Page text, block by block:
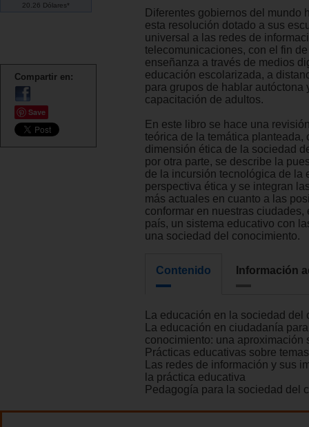
20.26 Dólares*
Compartir en:
Save
Diferentes gobiernos del mundo
esta resolución dotado a sus
universal a las redes de
telecomunicaciones, con el fin
enseñanza a través de medios
educación escolarizada, a
para grupos de hablar autóctona
capacitación de adultos.
En este libro se hace una
teórica de la temática planteada,
dimensión ética de la sociedad
por otra parte, se describe la
de la incursión tecnológica de la
perspectiva ética y se integran
más actuales en cuanto a las
conformar en nuestras ciudades,
país, un sistema educativo con
una sociedad del conocimiento.
Contenido Información
La educación en la sociedad del
La educación en ciudadanía
conocimiento: una aproximación
Prácticas educativas sobre
Las redes de información y sus
la práctica educativa
Pedagogía para la sociedad del